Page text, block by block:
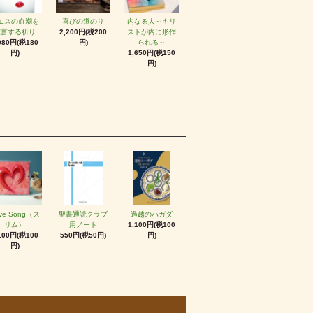
スの血潮を
する祈り
円(税180
円)
喜びの道のり
2,200円(税200
円)
内なる人～キリ
ストが内に形作
られる～
1,650円(税150
円)
Song（ス
リム）
円(税100
円)
聖書通読クラブ
用ノート
550円(税50円)
過越のハガダ
1,100円(税100
円)